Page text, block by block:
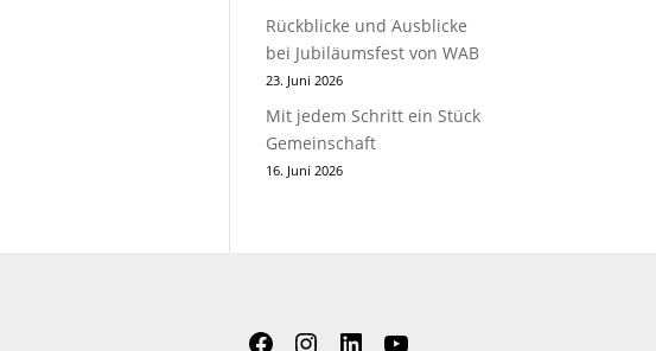
Rückblicke und Ausblicke
bei Jubiläumsfest von WAB
23. Juni 2026
Mit jedem Schritt ein Stück
Gemeinschaft
16. Juni 2026
Facebook
Instagram
LinkedInYouTube